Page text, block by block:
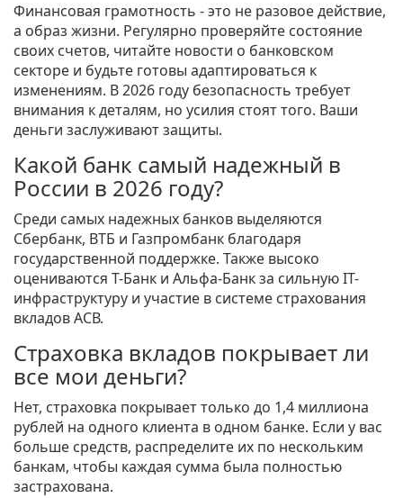
Финансовая грамотность - это не разовое действие,
а образ жизни. Регулярно проверяйте состояние
своих счетов, читайте новости о банковском
секторе и будьте готовы адаптироваться к
изменениям. В 2026 году безопасность требует
внимания к деталям, но усилия стоят того. Ваши
деньги заслуживают защиты.
Какой банк самый надежный в
России в 2026 году?
Среди самых надежных банков выделяются
Сбербанк, ВТБ и Газпромбанк благодаря
государственной поддержке. Также высоко
оцениваются Т-Банк и Альфа-Банк за сильную IT-
инфраструктуру и участие в системе страхования
вкладов АСВ.
Страховка вкладов покрывает ли
все мои деньги?
Нет, страховка покрывает только до 1,4 миллиона
рублей на одного клиента в одном банке. Если у вас
больше средств, распределите их по нескольким
банкам, чтобы каждая сумма была полностью
застрахована.